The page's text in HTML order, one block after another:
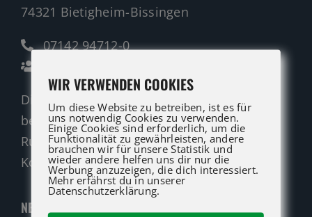
74321 Bietigheim-Bissingen
07142 94712-0
Die ATG LIFT Profis für Verkauf und Service
beraten Sie gerne.
Rufen Sie an oder nutzen Sie unser
Kontaktformular für eine Anfrage.
NEUMASCHINEN
WIR VERWENDEN COOKIES
Um diese Website zu betreiben, ist es für
uns notwendig Cookies zu verwenden.
Einige Cookies sind erforderlich, um die
Funktionalität zu gewährleisten, andere
brauchen wir für unsere Statistik und
wieder andere helfen uns dir nur die
Werbung anzuzeigen, die dich interessiert.
Mehr erfährst du in unserer
Datenschutzerklärung.